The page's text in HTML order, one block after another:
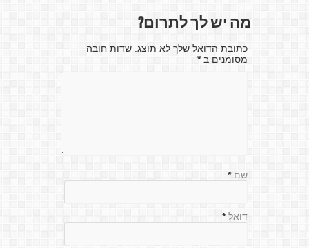
מה יש לך לתרום?
כתובת הדואל שלך לא תוצג. שדות חובה
מסומנים ב*
שם *
דואל *